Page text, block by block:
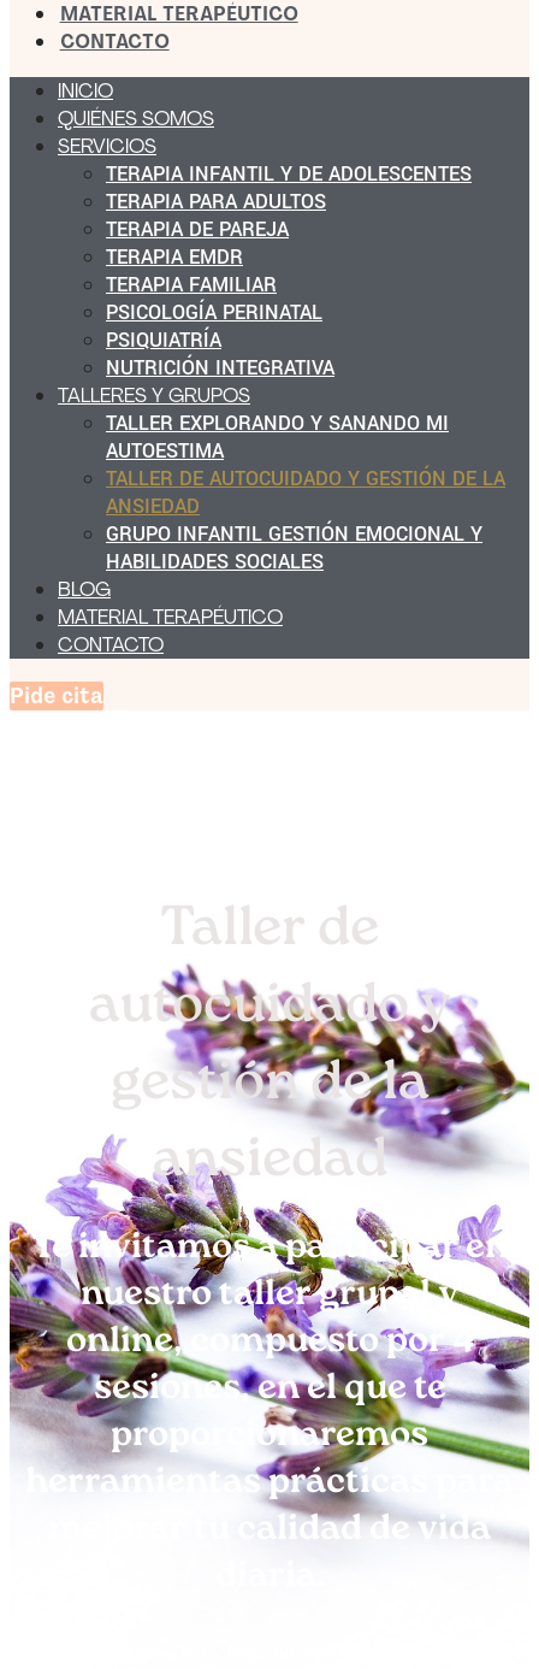
MATERIAL TERAPÉUTICO
CONTACTO
INICIO
QUIÉNES SOMOS
SERVICIOS
TERAPIA INFANTIL Y DE ADOLESCENTES
TERAPIA PARA ADULTOS
TERAPIA DE PAREJA
TERAPIA EMDR
TERAPIA FAMILIAR
PSICOLOGÍA PERINATAL
PSIQUIATRÍA
NUTRICIÓN INTEGRATIVA
TALLERES Y GRUPOS
TALLER EXPLORANDO Y SANANDO MI
AUTOESTIMA
TALLER DE AUTOCUIDADO Y GESTIÓN DE LA
ANSIEDAD
GRUPO INFANTIL GESTIÓN EMOCIONAL Y
HABILIDADES SOCIALES
BLOG
MATERIAL TERAPÉUTICO
CONTACTO
Pide cita
Taller de
autocuidado y
gestión de la
ansiedad
Te invitamos a participar en
nuestro taller grupal y
online, compuesto por 4
sesiones, en el que te
proporcionaremos
herramientas prácticas para
mejorar tu calidad de vida